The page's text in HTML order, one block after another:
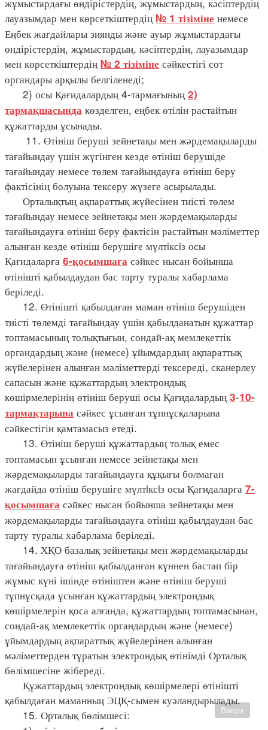
лауазымдар мен көрсеткіштердің № 1 тізіміне немесе
Еңбек жағдайлары зиянды және ауыр жұмыстардағы
өндірістердің, жұмыстардың, кәсіптердің, лауазымдар
мен көрсеткіштердің № 2 тізіміне сәйкестігі сот
органдары арқылы белгіленеді;
2) осы Қағидалардың 4-тармағының 2)
тармақшасында көзделген, еңбек өтілін растайтын
құжаттарды ұсынады.
11. Өтініш беруші зейнетақы мен жәрдемақыларды
тағайындау үшін жүгінген кезде өтініш берушіде
тағайындау немесе төлем тағайындауға өтініш беру
фактісінің болуына тексеру жүзеге асырылады.
Орталықтың ақпараттық жүйесінен тиісті төлем
тағайындау немесе зейнетақы мен жәрдемақыларды
тағайындауға өтініш беру фактісін растайтын мәліметтер
алынған кезде өтініш берушіге мүлтiксiз осы
Қағидаларға 6-қосымшаға сәйкес нысан бойынша
өтінішті қабылдаудан бас тарту туралы хабарлама
беріледі.
12. Өтінішті қабылдаған маман өтініш берушіден
тиісті төлемді тағайындау үшін қабылданатын құжаттар
топтамасының толықтығын, сондай-ақ мемлекеттік
органдардың және (немесе) ұйымдардың ақпараттық
жүйелерінен алынған мәліметтерді тексереді, сканерлеу
сапасын және құжаттардың электрондық
көшірмелерінің өтініш беруші осы Қағидалардың 3-10-
тармақтарына сәйкес ұсынған тұпнұсқаларына
сәйкестігін қамтамасыз етеді.
13. Өтініш беруші құжаттардың толық емес
топтамасын ұсынған немесе зейнетақы мен
жәрдемақыларды тағайындауға құқығы болмаған
жағдайда өтініш берушіге мүлтiксiз осы Қағидаларға 7-
қосымшаға сәйкес нысан бойынша зейнетақы мен
жәрдемақыларды тағайындауға өтініш қабылдаудан бас
тарту туралы хабарлама беріледі.
14. ХҚО базалық зейнетақы мен жәрдемақыларды
тағайындауға өтініш қабылданған күннен бастап бір
жұмыс күні ішінде өтініштен және өтініш беруші
тұпнұсқада ұсынған құжаттардың электрондық
көшірмелерін қоса алғанда, құжаттардың топтамасынан,
сондай-ақ мемлекеттік органдардың және (немесе)
ұйымдардың ақпараттық жүйелерінен алынған
мәліметтерден тұратын электрондық өтінімді Орталық
бөлімшесіне жібереді.
Құжаттардың электрондық көшірмелері өтінішті
қабылдаған маманның ЭЦҚ-сымен куәландырылады.
15. Орталық бөлімшесі:
Вверх